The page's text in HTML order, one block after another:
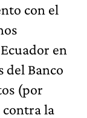
con el
en
del Banco
(por
contra la